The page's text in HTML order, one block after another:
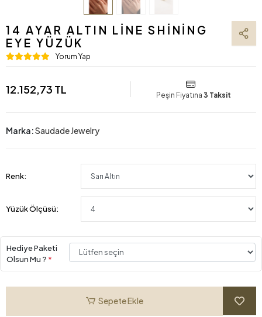
14 AYAR ALTIN LINE SHINING
EYE YÜZÜK
Yorum Yap
12.152,73 TL Peşin Fiyatına 3 Taksit
Marka:Saudade Jewelry
Renk:
Yüzük Ölçüsü:
Hediye Paketi
Olsun Mu ? *
Sepete Ekle